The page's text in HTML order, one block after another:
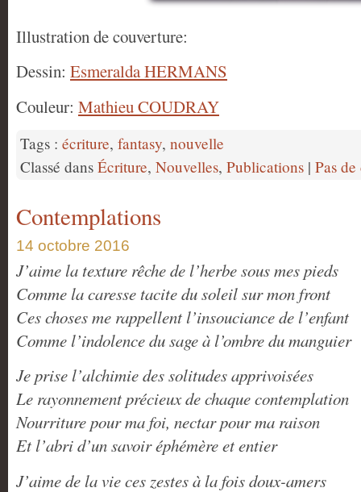
Illustration de couverture:
Dessin: Esmeralda HERMANS
Couleur: Mathieu COUDRAY
Tags : écriture, fantasy, nouvelle
Classé dans Écriture, Nouvelles, Publications | Pas
Contemplations
14 octobre 2016
J’aime la texture rêche de l’herbe sous mes pieds
Comme la caresse tacite du soleil sur mon front
Ces choses me rappellent l’insouciance de l’enfant
Comme l’indolence du sage à l’ombre du manguier
Je prise l’alchimie des solitudes apprivoisées
Le rayonnement précieux de chaque contemplation
Nourriture pour ma foi, nectar pour ma raison
Et l’abri d’un savoir éphémère et entier
J’aime de la vie ces zestes à la fois doux-amers